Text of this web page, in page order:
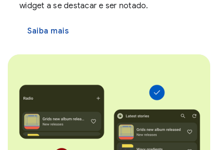
widget a se destacar e ser notado.
Saiba mais